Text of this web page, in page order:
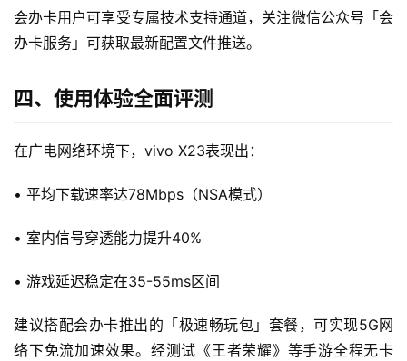
W
i
讯
页
面
会办卡用户可享受专属技术支持通道，关注微信公众号「会
办卡服务」可获取最新配置文件推送。
四、使用体验全面评测
在广电网络环境下，vivo X23表现出：
• 平均下载速率达78Mbps（NSA模式）
• 室内信号穿透能力提升40%
• 游戏延迟稳定在35-55ms区间
建议搭配会办卡推出的「极速畅玩包」套餐，可实现5G网
络下免流加速效果。经测试《王者荣耀》等手游全程无卡